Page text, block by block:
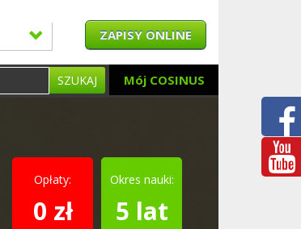
ZAPISY ONLINE
Mój COSINUS
SZUKAJ
Opłaty:
0 zł
Okres nauki:
5 lat